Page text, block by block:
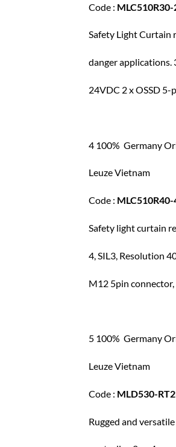
Code :
Safety Light Curtain
danger applications.
24VDC 2 x OSSD 5-
4 100% Germany
Leuze Vietnam
Code :
Safety light curtain
4, SIL3, Resolution
M12 5pin
5 100% Germany
Leuze Vietnam
Code : MLD530-
Rugged and